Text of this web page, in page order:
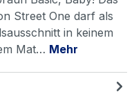
Street One darf als
in keinem
Mat… Mehr